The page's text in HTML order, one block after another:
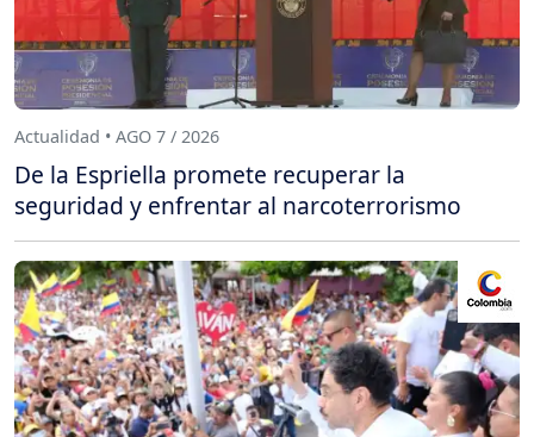
Actualidad • AGO 7 / 2026
De la Espriella promete recuperar la
seguridad y enfrentar al narcoterrorismo